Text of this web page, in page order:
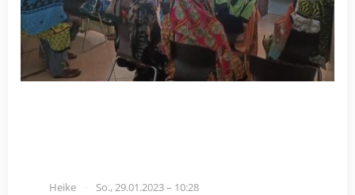
Heike So., 29.01.2023 – 10:28